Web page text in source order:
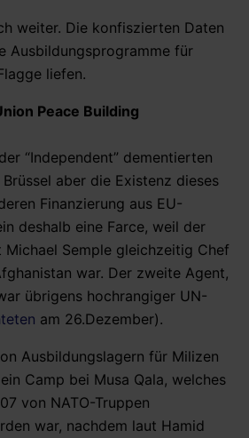
weiter. Die konfiszierten Daten
Ausbildungsprogramme für
liefen.
Peace Building
“Independent” dementierten
aber die Existenz dieses
Finanzierung aus EU-
deshalb eine Farce, weil der
Semple gleichzeitig Chef
war. Der zweite Agent,
übrigens hochrangiger UN-
am 26.Dezember).
Ausbildungslagern für Milizen
Camp bei Musa Qala, welches
von NATO-Truppen
war, nachdem laut Hamid